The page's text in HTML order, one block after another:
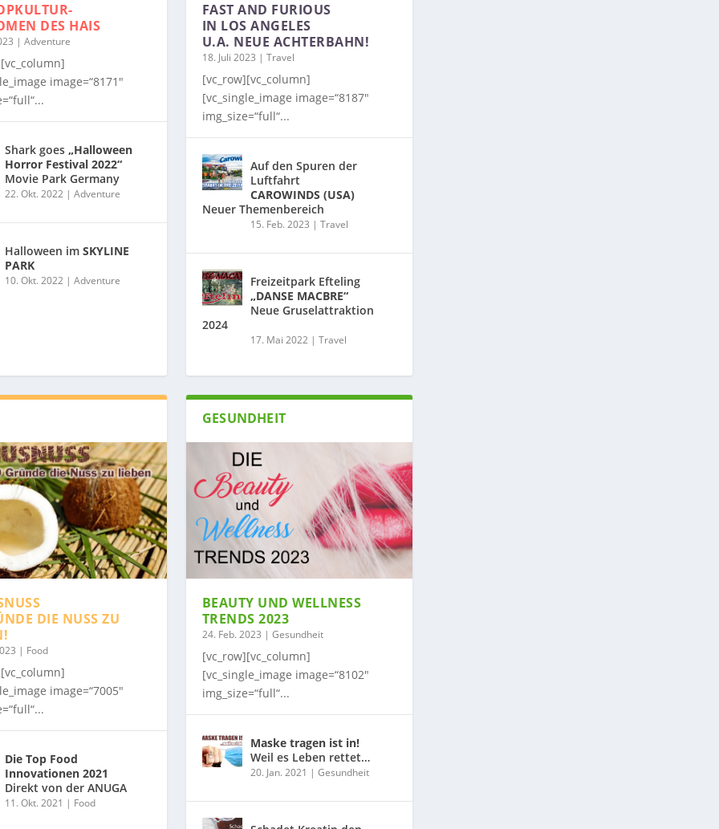
DES HAIS
| Adventure
image=“8171″
Shark goes „Halloween
Horror Festival 2022“
Movie Park Germany
22. Okt. 2022| Adventure
Halloween im SKYLINE
PARK
10. Okt. 2022| Adventure
FAST AND FURIOUS
IN LOS ANGELES
U.A. NEUE ACHTERBAHN!
18. Juli 2023 | Travel
[vc_row][vc_column]
[vc_single_image image=“8187″
img_size=“full“...
Auf den Spuren der
Luftfahrt
CAROWINDS (USA)
Neuer Themenbereich
15. Feb. 2023 | Travel
Freizeitpark Efteling
„DANSE MACBRE“
Neue Gruselattraktion
2024
17. Mai 2022| Travel
DIE NUSS ZU
| Food
image=“7005″
Die Top Food
Innovationen 2021
Direkt von der ANUGA
11. Okt. 2021 | Food
GESUNDHEIT
BEAUTY UND WELLNESS
TRENDS 2023
24. Feb. 2023 | Gesundheit
[vc_row][vc_column]
[vc_single_image image=“8102″
img_size=“full“...
Maske tragen ist in!
Weil es Leben rettet…
20. Jan. 2021 | Gesundheit